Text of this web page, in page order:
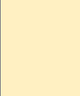
Depuis
goutte.